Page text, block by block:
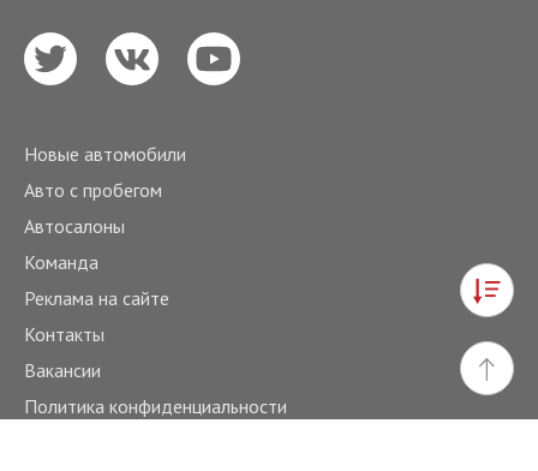
Новые автомобили
Авто с пробегом
Автосалоны
Команда
Реклама на сайте
Контакты
Вакансии
Политика конфиденциальности